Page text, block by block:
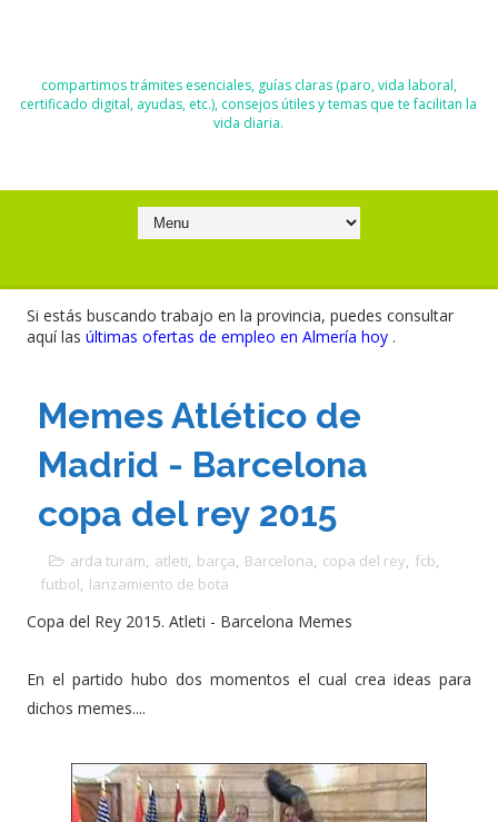
compartimos trámites esenciales, guías claras (paro, vida laboral,
certificado digital, ayudas, etc.), consejos útiles y temas que te facilitan la
vida diaria.
Si estás buscando trabajo en la provincia, puedes consultar
aquí las últimas ofertas de empleo en Almería hoy .
Memes Atlético de
Madrid - Barcelona
copa del rey 2015
arda turam, atleti, barça, Barcelona, copa del rey, fcb,
futbol, lanzamiento de bota
Copa del Rey 2015. Atleti - Barcelona Memes
En el partido hubo dos momentos el cual crea ideas para
dichos memes....